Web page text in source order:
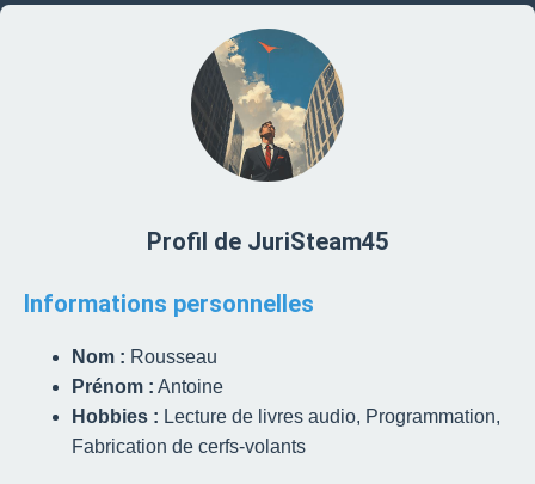
Profil de JuriSteam45
Informations personnelles
Nom : Rousseau
Prénom : Antoine
Hobbies : Lecture de livres audio, Programmation,
Fabrication de cerfs-volants